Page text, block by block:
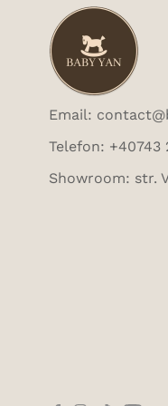
Email:
Telefon: +40743
Showroom: str.